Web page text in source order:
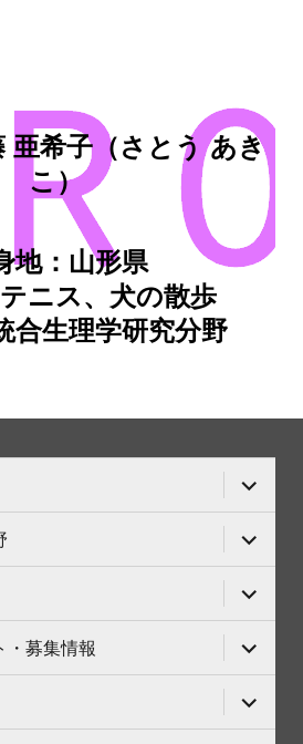
希子（さとう あき
こ）
地：山形県
ニス、犬の散歩
合生理学研究分野
サ
ブ
メ
ニ
ュ
ー
を
展
開
サ
ブ
メ
ニ
ュ
ー
を
展
開
サ
ブ
メ
ニ
ュ
ー
を
展
開
・募集情報
サ
ブ
メ
ニ
ュ
ー
サ
ブ
メ